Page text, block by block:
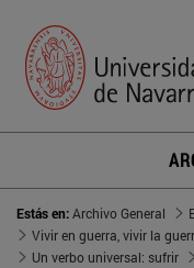
Estás en:Archivo General
Un verbo universal: sufrir